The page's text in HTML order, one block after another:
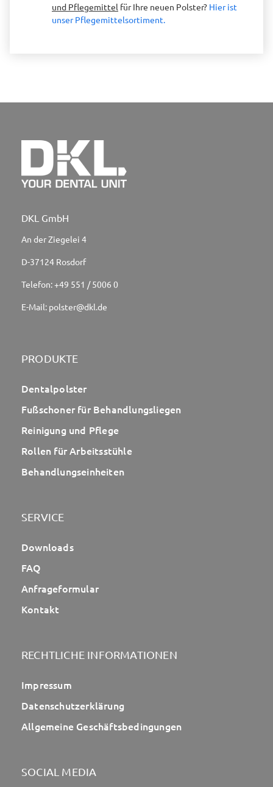
und Pflegemittel für Ihre neuen Polster? Hier ist
unser Pflegemittelsortiment.
DKL GmbH
An der Ziegelei 4
D-37124 Rosdorf
Telefon:+49 551 / 5006 0
E-Mail: polster@dkl.de
PRODUKTE
Dentalpolster
Fußschoner für Behandlungsliegen
Reinigung und Pflege
Rollen für Arbeitsstühle
Behandlungseinheiten
SERVICE
Downloads
FAQ
Anfrageformular
Kontakt
RECHTLICHE INFORMATIONEN
Impressum
Datenschutzerklärung
Allgemeine Geschäftsbedingungen
SOCIAL MEDIA